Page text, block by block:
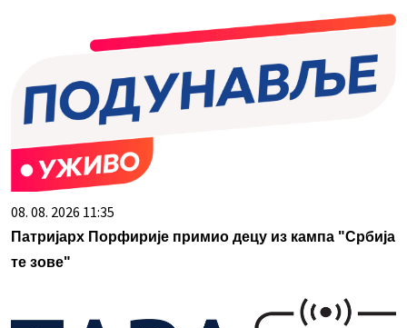
08. 08. 2026 11:35
Патријарх Порфирије примио децу из кампа "Србија
те зове"